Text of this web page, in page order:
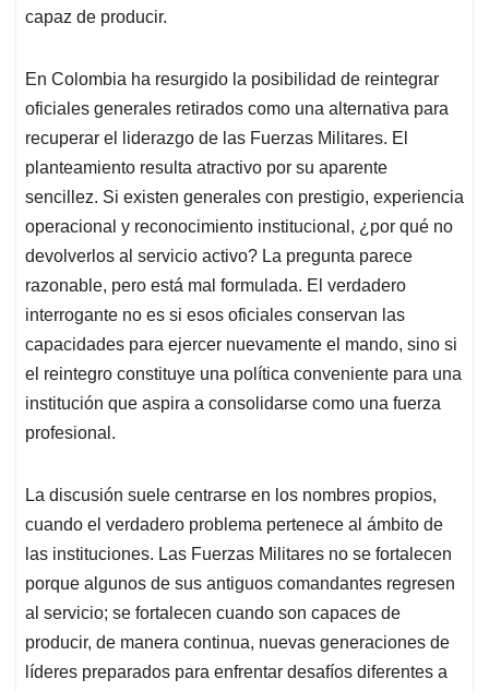
capaz de producir.
En Colombia ha resurgido la posibilidad de reintegrar
oficiales generales retirados como una alternativa para
recuperar el liderazgo de las Fuerzas Militares. El
planteamiento resulta atractivo por su aparente
sencillez. Si existen generales con prestigio, experiencia
operacional y reconocimiento institucional, ¿por qué no
devolverlos al servicio activo? La pregunta parece
razonable, pero está mal formulada. El verdadero
interrogante no es si esos oficiales conservan las
capacidades para ejercer nuevamente el mando, sino si
el reintegro constituye una política conveniente para una
institución que aspira a consolidarse como una fuerza
profesional.
La discusión suele centrarse en los nombres propios,
cuando el verdadero problema pertenece al ámbito de
las instituciones. Las Fuerzas Militares no se fortalecen
porque algunos de sus antiguos comandantes regresen
al servicio; se fortalecen cuando son capaces de
producir, de manera continua, nuevas generaciones de
líderes preparados para enfrentar desafíos diferentes a